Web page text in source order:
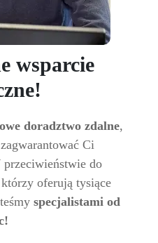
wsparcie
doradztwo zdalne,
Ci
do
oferują tysiące
specjalistami od